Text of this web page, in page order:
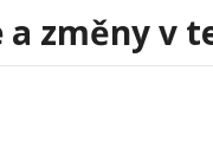
změny v